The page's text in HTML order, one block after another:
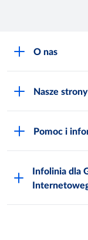
O nas
Zgłoś
Inspektor
Metro AG
Nasze strony
Polskie
Zgody
Pomoc i
FAQ
Jak
Regulaminy
Infolinia dla